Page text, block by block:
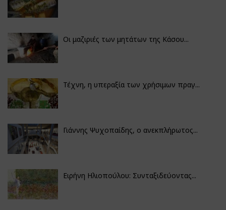
Οι μαζιριές των μητάτων της Κάσου...
Τέχνη, η υπεραξία των χρήσιμων πραγ...
Γιάννης Ψυχοπαίδης, ο ανεκπλήρωτος...
Ειρήνη Ηλιοπούλου: Συνταξιδεύοντας...